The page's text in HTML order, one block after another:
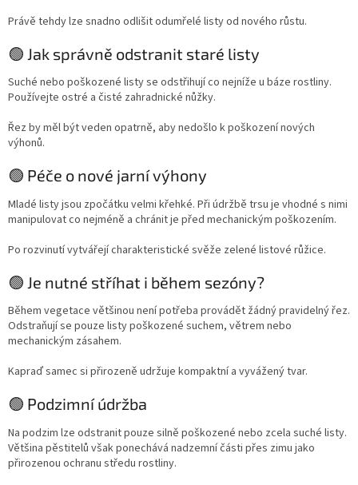
Právě tehdy lze snadno odlišit odumřelé listy od nového růstu.
🟢 Jak správně odstranit staré listy
Suché nebo poškozené listy se odstřihují co nejníže u báze rostliny.
Používejte ostré a čisté zahradnické nůžky.
Řez by měl být veden opatrně, aby nedošlo k poškození nových
výhonů.
🟢 Péče o nové jarní výhony
Mladé listy jsou zpočátku velmi křehké. Při údržbě trsu je vhodné s nimi
manipulovat co nejméně a chránit je před mechanickým poškozením.
Po rozvinutí vytvářejí charakteristické svěže zelené listové růžice.
🟢 Je nutné stříhat i během sezóny?
Během vegetace většinou není potřeba provádět žádný pravidelný řez.
Odstraňují se pouze listy poškozené suchem, větrem nebo
mechanickým zásahem.
Kapraď samec si přirozeně udržuje kompaktní a vyvážený tvar.
🟢 Podzimní údržba
Na podzim lze odstranit pouze silně poškozené nebo zcela suché listy.
Většina pěstitelů však ponechává nadzemní části přes zimu jako
přirozenou ochranu středu rostliny.